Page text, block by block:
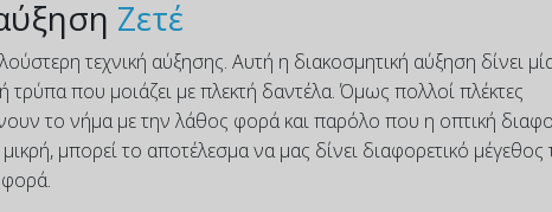
Ζετέ
τεχνική αύξησης. Αυτή η διακοσμητική αύξηση δίνει
τρύπα που μοιάζει με πλεκτή δαντέλα. Όμως πολλοί πλέκτες
το νήμα με την λάθος φορά και παρόλο που η οπτική
μικρή, μπορεί το αποτέλεσμα να μας δίνει διαφορετικό μέγεθος